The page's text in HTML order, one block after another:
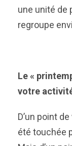
une unité de
regroupe
Le «
votre
D’un point
été touchée